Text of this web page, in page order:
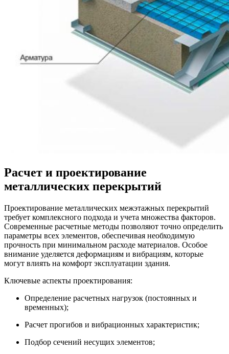
Расчет и проектирование
металлических перекрытий
Проектирование металлических межэтажных перекрытий
требует комплексного подхода и учета множества факторов.
Современные расчетные методы позволяют точно определить
параметры всех элементов, обеспечивая необходимую
прочность при минимальном расходе материалов. Особое
внимание уделяется деформациям и вибрациям, которые
могут влиять на комфорт эксплуатации здания.
Ключевые аспекты проектирования:
Определение расчетных нагрузок (постоянных и
временных);
Расчет прогибов и вибрационных характеристик;
Подбор сечений несущих элементов;